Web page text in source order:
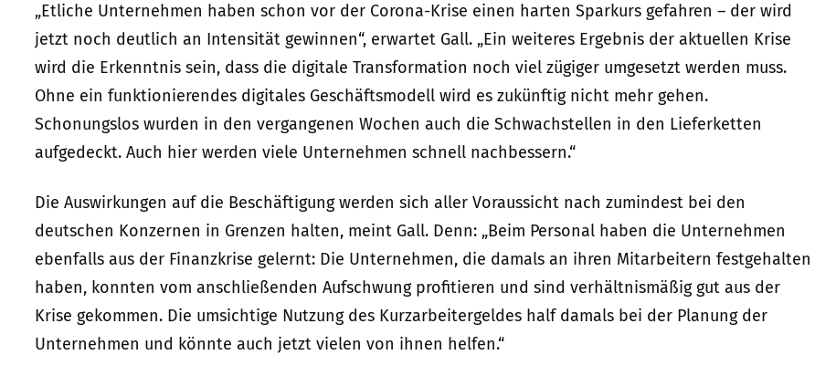
„Etliche Unternehmen haben schon vor der Corona-Krise einen harten Sparkurs gefahren – der wird
jetzt noch deutlich an Intensität gewinnen“, erwartet Gall. „Ein weiteres Ergebnis der aktuellen Krise
wird die Erkenntnis sein, dass die digitale Transformation noch viel zügiger umgesetzt werden muss.
Ohne ein funktionierendes digitales Geschäftsmodell wird es zukünftig nicht mehr gehen.
Schonungslos wurden in den vergangenen Wochen auch die Schwachstellen in den Lieferketten
aufgedeckt. Auch hier werden viele Unternehmen schnell nachbessern.“
Die Auswirkungen auf die Beschäftigung werden sich aller Voraussicht nach zumindest bei den
deutschen Konzernen in Grenzen halten, meint Gall. Denn: „Beim Personal haben die Unternehmen
ebenfalls aus der Finanzkrise gelernt: Die Unternehmen, die damals an ihren Mitarbeitern festgehalten
haben, konnten vom anschließenden Aufschwung profitieren und sind verhältnismäßig gut aus der
Krise gekommen. Die umsichtige Nutzung des Kurzarbeitergeldes half damals bei der Planung der
Unternehmen und könnte auch jetzt vielen von ihnen helfen.“